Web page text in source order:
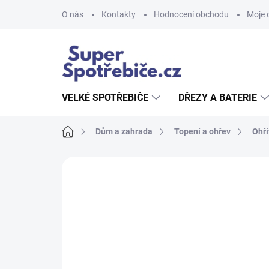
O nás Kontakty Hodnocení obchodu Moje
VELKÉ SPOTŘEBIČE DŘEZY A BATERIE
Domů Dům a zahrada Topení a ohřev